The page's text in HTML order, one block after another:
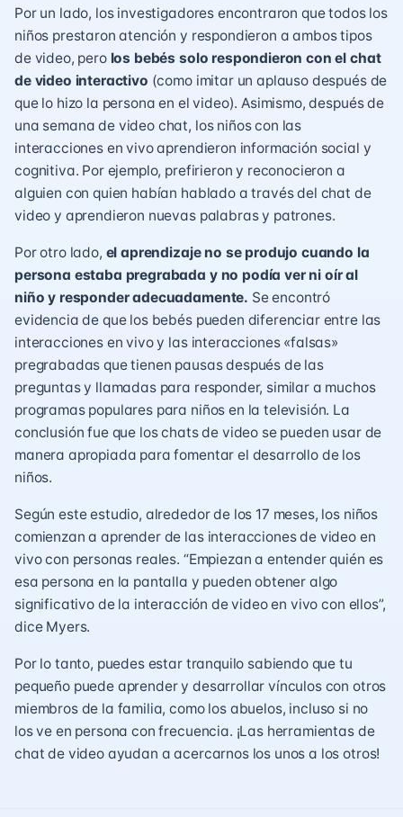
Por un lado, los investigadores encontraron que todos los
niños prestaron atención y respondieron a ambos tipos
de video, perolos bebés solo respondieron con el chat
de video interactivo (como imitar un aplauso después de
que lo hizo la persona en el video). Asimismo, después de
una semana de video chat, los niños con las
interacciones en vivo aprendieron información social y
cognitiva. Por ejemplo, prefirieron y reconocieron a
alguien con quien habían hablado a través del chat de
video y aprendieron nuevas palabras y patrones.
Por otro lado, el aprendizaje no se produjo cuando la
persona estaba pregrabada y no podía ver ni oír al
niño y responder adecuadamente. Se encontró
evidencia de que los bebés pueden diferenciar entre las
interacciones en vivo y las interacciones «falsas»
pregrabadas que tienen pausas después de las
preguntas y llamadas para responder, similar a muchos
programas populares para niños en la televisión. La
conclusión fue que los chats de video se pueden usar de
manera apropiada para fomentar el desarrollo de los
niños.
Según este estudio, alrededor de los 17 meses, los niños
comienzan a aprender de las interacciones de video en
vivo con personas reales. “Empiezan a entender quién es
esa persona en la pantalla y pueden obtener algo
significativo de la interacción de video en vivo con ellos”,
dice Myers.
Por lo tanto, puedes estar tranquilo sabiendo que tu
pequeño puede aprender y desarrollar vínculos con otros
miembros de la familia, como los abuelos, incluso si no
los ve en persona con frecuencia. ¡Las herramientas de
chat de video ayudan a acercarnos los unos a los otros!